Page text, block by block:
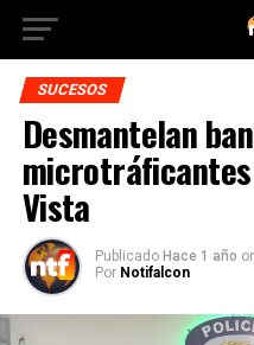
SUCESOS
Desmantelan
Vista
Publicado Hace 1 año
Por Notifalcon